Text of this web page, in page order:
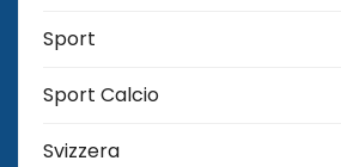
Sport
Sport Calcio
Svizzera